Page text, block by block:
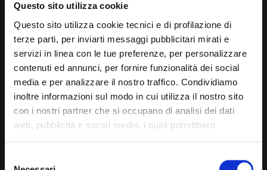
Questo sito utilizza cookie
Questo sito utilizza cookie tecnici e di profilazione di
terze parti, per inviarti messaggi pubblicitari mirati e
servizi in linea con le tue preferenze, per personalizzare
contenuti ed annunci, per fornire funzionalità dei social
media e per analizzare il nostro traffico. Condividiamo
inoltre informazioni sul modo in cui utilizza il nostro sito
con i nostri partner che si occupano di analisi dei dati
web, pubblicità e social media, i quali potrebbero
mera chiusura del banner non comporta l’accettazione
Via Giuditta Pasta 2, Como (CO) 22100
(+39) 031 431 3066
info@carspecialist.eu